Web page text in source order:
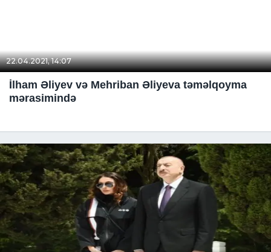
22.04.2021, 14:07
İlham Əliyev və Mehriban Əliyeva təməlqoyma
mərasimində